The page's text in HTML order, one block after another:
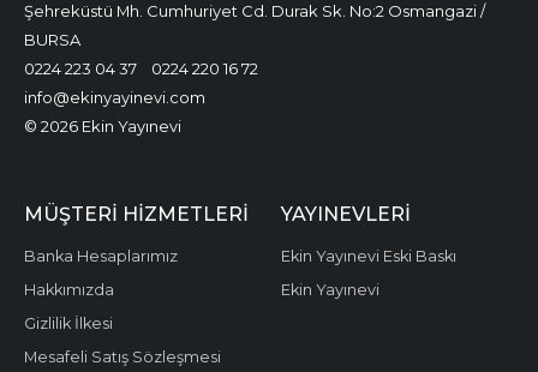
Şehreküstü Mh. Cumhuriyet Cd. Durak Sk. No:2 Osmangazi /
BURSA
0224 223 04 37
0224 220 16 72
info@ekinyayinevi.com
© 2026 Ekin Yayınevi
MÜŞTERI HIZMETLERI
Banka Hesaplarımız
Hakkımızda
Gizlilik İlkesi
Mesafeli Satış Sözleşmesi
YAYINEVLERI
Ekin Yayınevi Eski Baskı
Ekin Yayınevi